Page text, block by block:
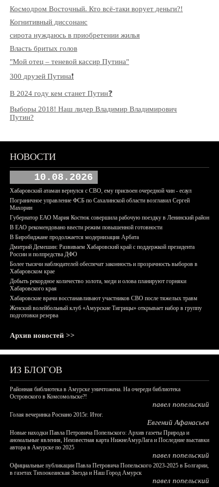
Космодром Восточный. Кто всё-таки ворует деньги?!
Когнитивный диссонанс
сирота нуждаюсь в приобретении жилья
Власть бритых голов
"Мой отец – теневой кассир Путина"
300 друзей Путина❗️
В 2024 году кем станет Путин❓
Выборы 2018! Наш лидер Владимир Владимирович
Путин?
НОВОСТИ
10.08.2026
Хабаровский атаман вернулся с СВО, ему присвоен очередной чин - есаул
Пограничное управление ФСБ по Сахалинской области возглавил Сергей
Махорин
Губернатор ЕАО Мария Костюк совершила рабочую поездку в Ленинский район
В ЕАО рекомендовано ввести режим повышенной готовности
В Биробиджане продолжается модернизация Арбата
Дмитрий Демешин: Развиваем Хабаровский край с поддержкой президента
России и полпредства ДФО
Более тысячи наблюдателей обеспечат законность и прозрачность выборов в
Хабаровском крае
Добыть рекордное количество золота, меди и олова планируют горняки
Хабаровского края
Хабаровские врачи восстанавливают участников СВО после тяжелых травм
Женский волейбольный клуб «Амурские Тигрицы» открывает набор в группу
подготовки резерва
Архив новостей >>
ИЗ БЛОГОВ
Районная библиотека в Амурске уничтожена. На очереди библиотека
Островского в Комсомольске?!
павел попельский
Голая вечеринка Роснано 2015г. Итог.
Евгений Афанасьев
Новые находки Павла Петровича Попельского: Архив газеты Природа и
аномальные явления, Неизвестная карта НижнеАмурЛага и Последние выставки
автора в Амурске по 2025
павел попельский
Официальные публикации Павла Петровича Попельского 2023-2025 в Болгарии,
в газетах Тихоокеанская Звезда и Наш Город Амурск
павел попельский